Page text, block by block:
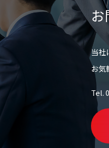
当社
お気
Tel.